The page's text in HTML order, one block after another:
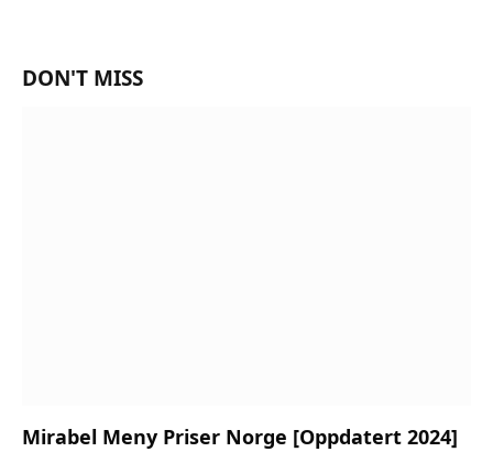
DON'T MISS
Mirabel Meny Priser Norge [Oppdatert 2024]